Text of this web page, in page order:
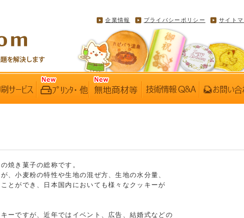
企業情報 プライバシーポリシー サイト
焼き菓子の総称です。
、小麦粉の特性や生地の混ぜ方、生地の水分量、
とができ、日本国内においても様々なクッキーが
ーですが、近年ではイベント、広告、結婚式などの